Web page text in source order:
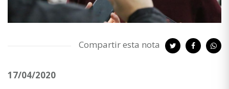
Compartir esta nota
17/04/2020